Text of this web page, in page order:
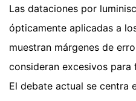
Las dataciones por
ópticamente aplicadas a
muestran márgenes de
consideran excesivos
El debate actual se centra